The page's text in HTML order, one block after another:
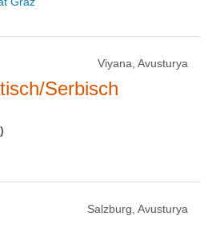
Viyana, Avusturya
Serbisch
Salzburg, Avusturya